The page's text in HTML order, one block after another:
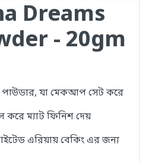
Dreams
- 20gm
যা মেকআপ সেট করে
করে ম্যাট ফিনিশ দেয়
এরিয়ায় বেকিং এর জন্য